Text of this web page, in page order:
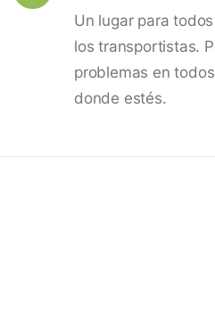
Un lugar para
los transportistas.
problemas en
donde estés.